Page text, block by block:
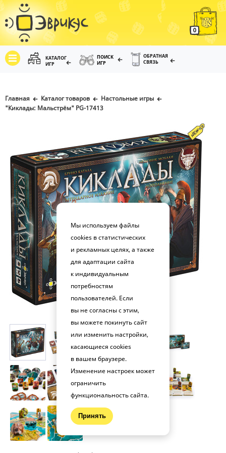
0
КАТАЛОГ
ИГР
ПОИСК
ИГР
ОБРАТНАЯ
СВЯЗЬ
Главная Каталог товаров
Настольные игры
"Киклады: Мальстрём" PG-17413
Мы используем файлы
cookies в статистических
и рекламных целях, а также
для адаптации сайта
к индивидуальным
потребностям
пользователей. Если
вы не согласны с этим,
вы можете покинуть сайт
или изменить настройки,
касающиеся cookies
в вашем браузере.
Изменение настроек может
ограничить
функциональность сайта.
Принять